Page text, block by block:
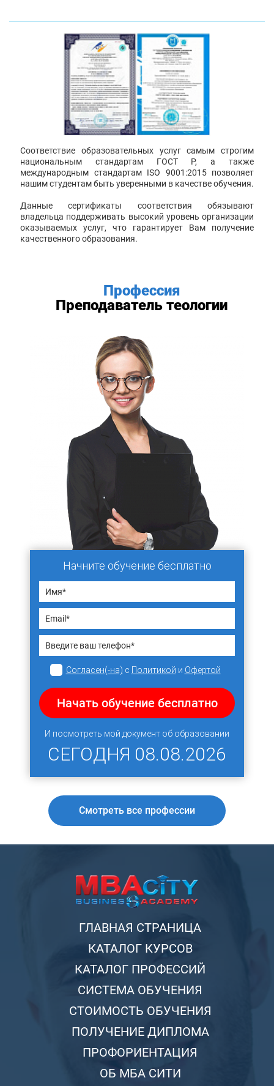
Соответствие образовательных услуг самым строгим
национальным стандартам ГОСТ Р, а также
международным стандартам ISO 9001:2015 позволяет
нашим студентам быть уверенными в качестве обучения.
Данные сертификаты соответствия обязывают
владельца поддерживать высокий уровень организации
оказываемых услуг, что гарантирует Вам получение
качественного образования.
Профессия
Преподаватель теологии
Начните обучение бесплатно
Согласен(-на) с Политикой и Офертой
Начать обучение бесплатно
И посмотреть мой документ об образовании
СЕГОДНЯ 08.08.2026
Смотреть все профессии
ГЛАВНАЯ СТРАНИЦА
КАТАЛОГ КУРСОВ
КАТАЛОГ ПРОФЕССИЙ
СИСТЕМА ОБУЧЕНИЯ
СТОИМОСТЬ ОБУЧЕНИЯ
ПОЛУЧЕНИЕ ДИПЛОМА
ПРОФОРИЕНТАЦИЯ
ОБ МБА СИТИ